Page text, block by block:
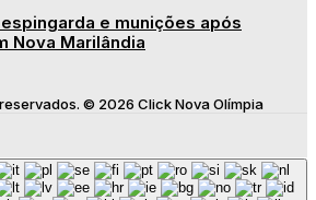
e munições após
Nova Marilândia
© 2026 Click Nova Olímpia